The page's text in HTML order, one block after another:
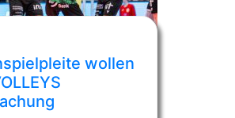
wollen